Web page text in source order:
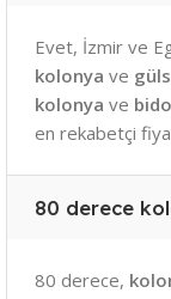
Evet, İzmir ve
kolonya ve
kolonya ve
en rekabetçi
80 derece
80 derece,